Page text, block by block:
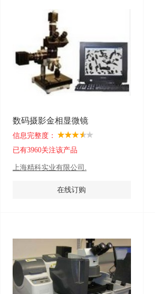
数码摄影金相显微镜
信息完整度：
已有3960关注该产品
上海精科实业有限公司.
在线订购